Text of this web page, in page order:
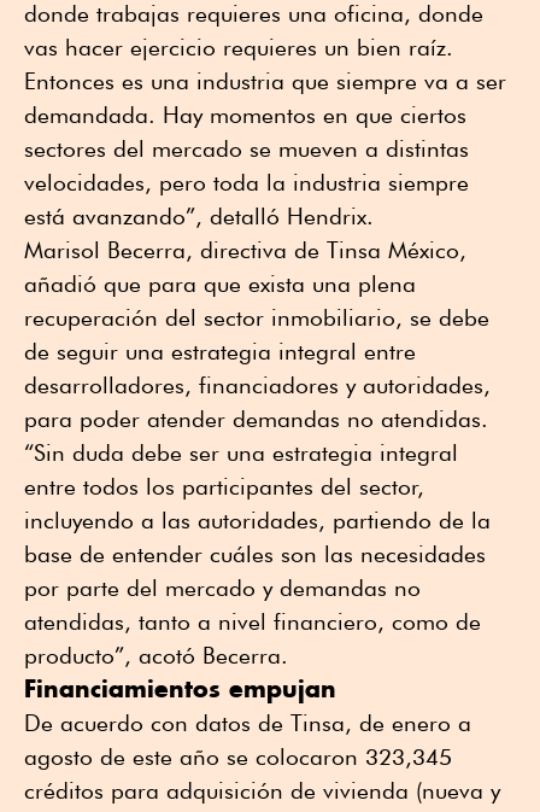
donde trabajas requieres una oficina, donde
vas hacer ejercicio requieres un bien raíz.
Entonces es una industria que siempre va a ser
demandada. Hay momentos en que ciertos
sectores del mercado se mueven a distintas
velocidades, pero toda la industria siempre
está avanzando”, detalló Hendrix.
Marisol Becerra, directiva de Tinsa México,
añadió que para que exista una plena
recuperación del sector inmobiliario, se debe
de seguir una estrategia integral entre
desarrolladores, financiadores y autoridades,
para poder atender demandas no atendidas.
“Sin duda debe ser una estrategia integral
entre todos los participantes del sector,
incluyendo a las autoridades, partiendo de la
base de entender cuáles son las necesidades
por parte del mercado y demandas no
atendidas, tanto a nivel financiero, como de
producto”, acotó Becerra.
Financiamientos empujan
De acuerdo con datos de Tinsa, de enero a
agosto de este año se colocaron 323,345
créditos para adquisición de vivienda (nueva y